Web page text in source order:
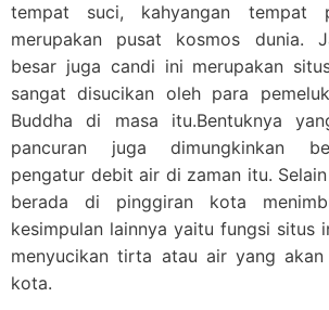
tempat suci, kahyangan tempat
merupakan pusat kosmos dunia.
besar juga candi ini merupakan
sangat disucikan oleh para
Buddha di masa itu.Bentuknya
pancuran juga dimungkinkan
pengatur debit air di zaman itu.
berada di pinggiran kota
kesimpulan lainnya yaitu fungsi situs
menyucikan tirta atau air yang akan
kota.